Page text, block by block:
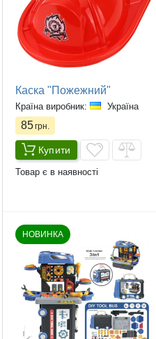
Каска "Пожежний"
Країна виробник: Україна
85грн.
Купити
Товар є в наявності
НОВИНКА